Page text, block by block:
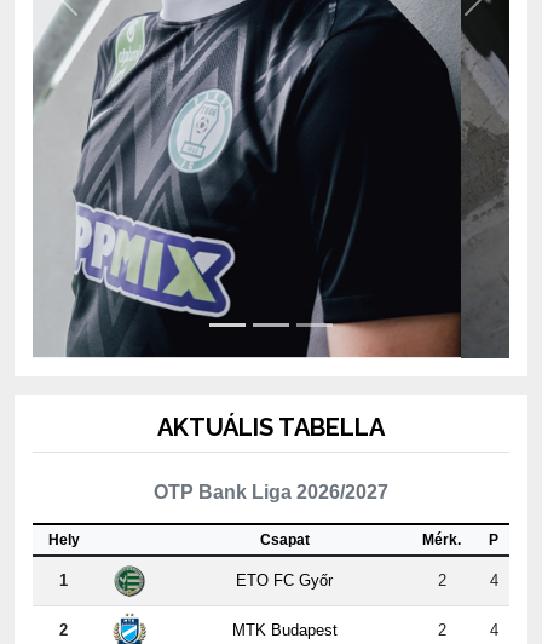
OTP Bank Liga 2026/2027
Csapat
1 ETO FC Győr 2 4
2 MTK Budapest 2 4
3 Kisvárda Master Good 2 4